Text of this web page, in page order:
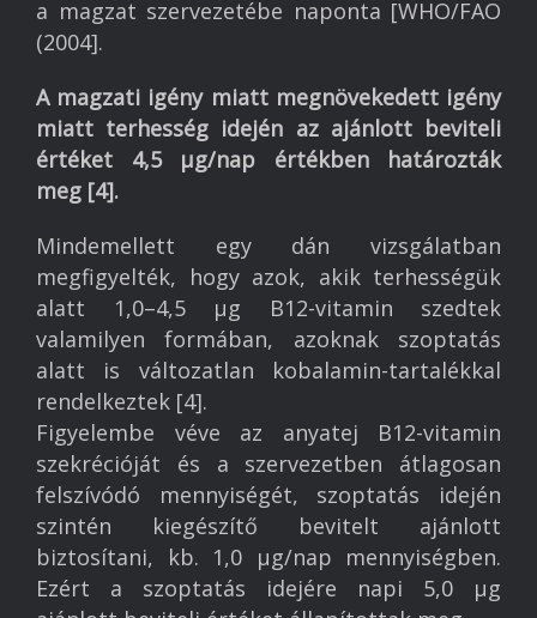
Főoldal
Vállalkozó iskola
Egészség
Könyvajánló
Megvalósult projektek
Referenciák
a magzat szervezetébe naponta [WHO/FAO
(2004].
A magzati igény miatt megnövekedett igény
miatt terhesség idején az ajánlott beviteli
értéket 4,5 µg/nap értékben határozták
meg [4].
Mindemellett egy dán vizsgálatban
megfigyelték, hogy azok, akik terhességük
alatt 1,0–4,5 μg B12-vitamin szedtek
valamilyen formában, azoknak szoptatás
alatt is változatlan kobalamin-tartalékkal
rendelkeztek [4].
Figyelembe véve az anyatej B12-vitamin
szekrécióját és a szervezetben átlagosan
felszívódó mennyiségét, szoptatás idején
szintén kiegészítő bevitelt ajánlott
biztosítani, kb. 1,0 µg/nap mennyiségben.
Ezért a szoptatás idejére napi 5,0 µg